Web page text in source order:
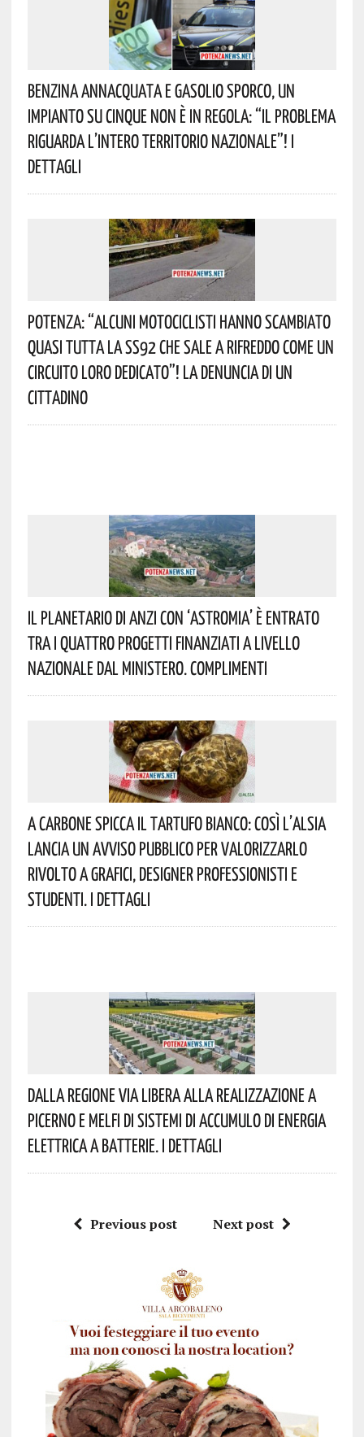
Benzina Annacquata E Gasolio Sporco, Un
Impianto Su Cinque Non È In Regola: “il Problema
Riguarda L’intero Territorio Nazionale”! I
Dettagli
Potenza: “alcuni Motociclisti Hanno Scambiato
Quasi Tutta La SS92 Che Sale A Rifreddo Come Un
Circuito Loro Dedicato”! La Denuncia Di Un
Cittadino
Il Planetario Di Anzi Con ‘Astromia’ È Entrato
Tra I Quattro Progetti Finanziati A Livello
Nazionale Dal Ministero. Complimenti
A Carbone Spicca Il Tartufo Bianco: Così L’Alsia
Lancia Un Avviso Pubblico Per Valorizzarlo
Rivolto A Grafici, Designer Professionisti E
Studenti. I Dettagli
Dalla Regione Via Libera Alla Realizzazione A
Picerno E Melfi Di Sistemi Di Accumulo Di Energia
Elettrica A Batterie. I Dettagli
Previous post Next post